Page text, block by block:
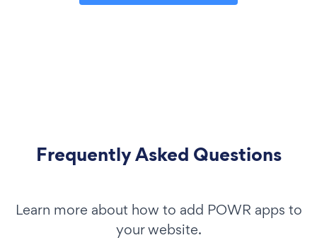
Frequently Asked Questions
Learn more about how to add POWR apps to
your website.